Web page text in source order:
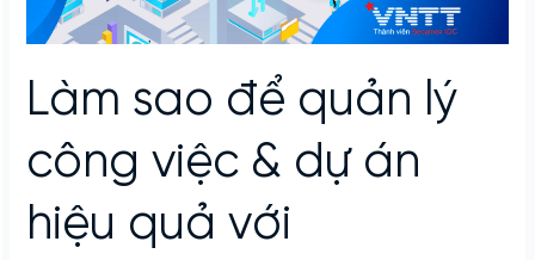
Làm sao để quản lý
công việc & dự án
hiệu quả với
án
quả
với
BecaWork?